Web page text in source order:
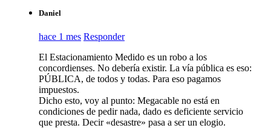
Daniel
hace 1 mes Responder
El Estacionamiento Medido es un robo a los
concordienses. No debería existir. La vía pública es eso:
PÚBLICA, de todos y todas. Para eso pagamos
impuestos.
Dicho esto, voy al punto: Megacable no está en
condiciones de pedir nada, dado es deficiente servicio
que presta. Decir «desastre» pasa a ser un elogio.